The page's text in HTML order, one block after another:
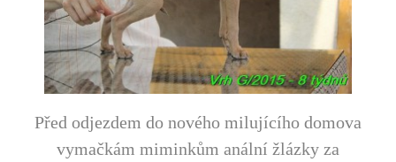
Před odjezdem do nového milujícího domova
vymačkám miminkům anální žlázky za